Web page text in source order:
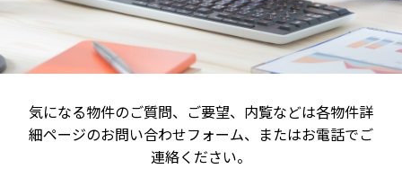
気になる物件のご質問、ご要望、内覧などは各物件詳
細ページのお問い合わせフォーム、またはお電話でご
連絡ください。